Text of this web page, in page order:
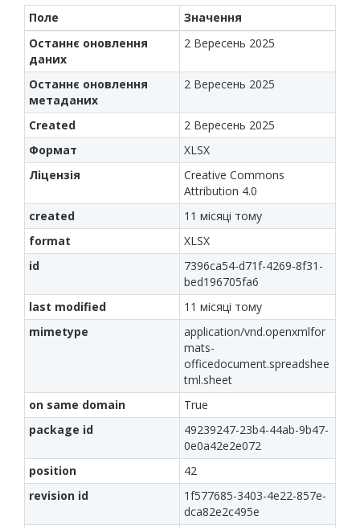
Поле
Значення
Останнє оновлення
даних
2 Вересень 2025
Останнє оновлення
метаданих
2 Вересень 2025
Created
2 Вересень 2025
Формат
XLSX
Ліцензія
Creative Commons
Attribution 4.0
created
11 місяці тому
format
XLSX
id
7396ca54-d71f-4269-8f31-
bed196705fa6
last modified
11 місяці тому
mimetype
application/vnd.openxmlfor
mats-
officedocument.spreadshee
tml.sheet
on same domain
True
package id
49239247-23b4-44ab-9b47-
0e0a42e2e072
position
42
revision id
1f577685-3403-4e22-857e-
dca82e2c495e